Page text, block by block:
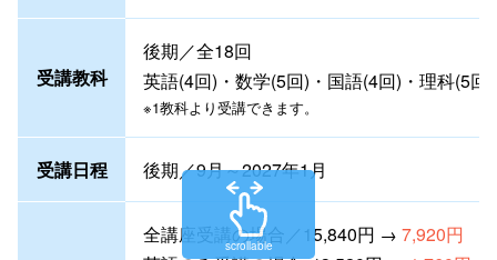
受講教科
後期／全18回
英語(4回)・数学(5回)・国語(4回)・理科(5回)
※1教科より受講できます。
受講日程 後期／9月～2027年1月
全講座受講の場合／15,840円 → 7,920円
scrollable